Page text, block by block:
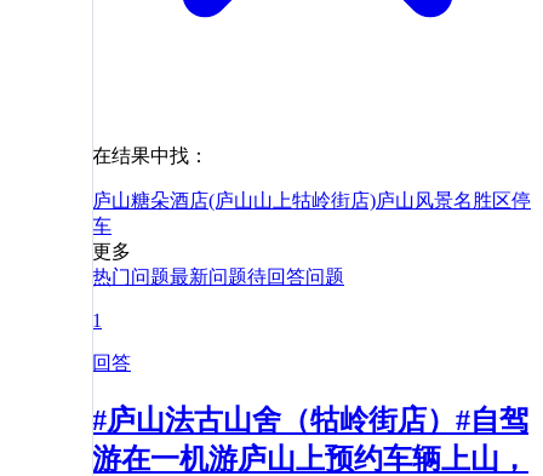
在结果中找：
庐山糖朵酒店(庐山山上牯岭街店)庐山风景名胜区停
车
更多
热门问题最新问题待回答问题
1
回答
#庐山法古山舍（牯岭街店）#自驾
游在一机游庐山上预约车辆上山，